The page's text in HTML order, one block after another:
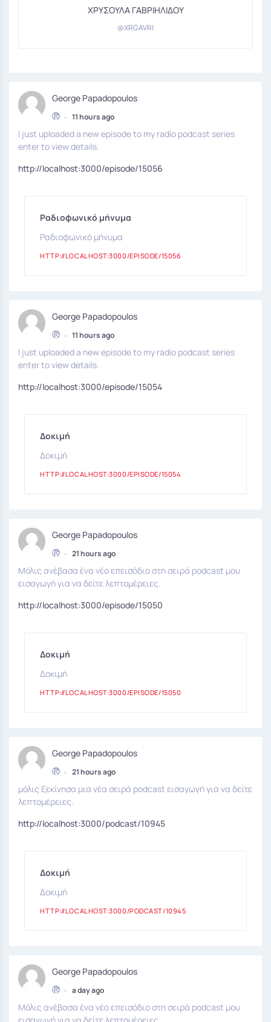
ΧΡΥΣΟΥΛΑ ΓΑΒΡΙΗΛΙΔΟΥ
@XRGAVRI
George Papadopoulos
• 11 hours ago
I just uploaded a new episode to my radio podcast series
enter to view details.
http://localhost:3000/episode/15056
Ραδιοφωνικό μήνυμα
Ραδιοφωνικό μήνυμα
HTTP://LOCALHOST:3000/EPISODE/15056
George Papadopoulos
• 11 hours ago
I just uploaded a new episode to my radio podcast series
enter to view details.
http://localhost:3000/episode/15054
Δοκιμή
Δοκιμή
HTTP://LOCALHOST:3000/EPISODE/15054
George Papadopoulos
• 21 hours ago
Μόλις ανέβασα ένα νέο επεισόδιο στη σειρά podcast μου
εισαγωγή για να δείτε λεπτομέρειες.
http://localhost:3000/episode/15050
Δοκιμή
Δοκιμή
HTTP://LOCALHOST:3000/EPISODE/15050
George Papadopoulos
• 21 hours ago
μόλις ξεκίνησα μια νέα σειρά podcast εισαγωγή για να δείτε
λεπτομέρειες.
http://localhost:3000/podcast/10945
Δοκιμή
Δοκιμή
HTTP://LOCALHOST:3000/PODCAST/10945
George Papadopoulos
• a day ago
Μόλις ανέβασα ένα νέο επεισόδιο στη σειρά podcast μου